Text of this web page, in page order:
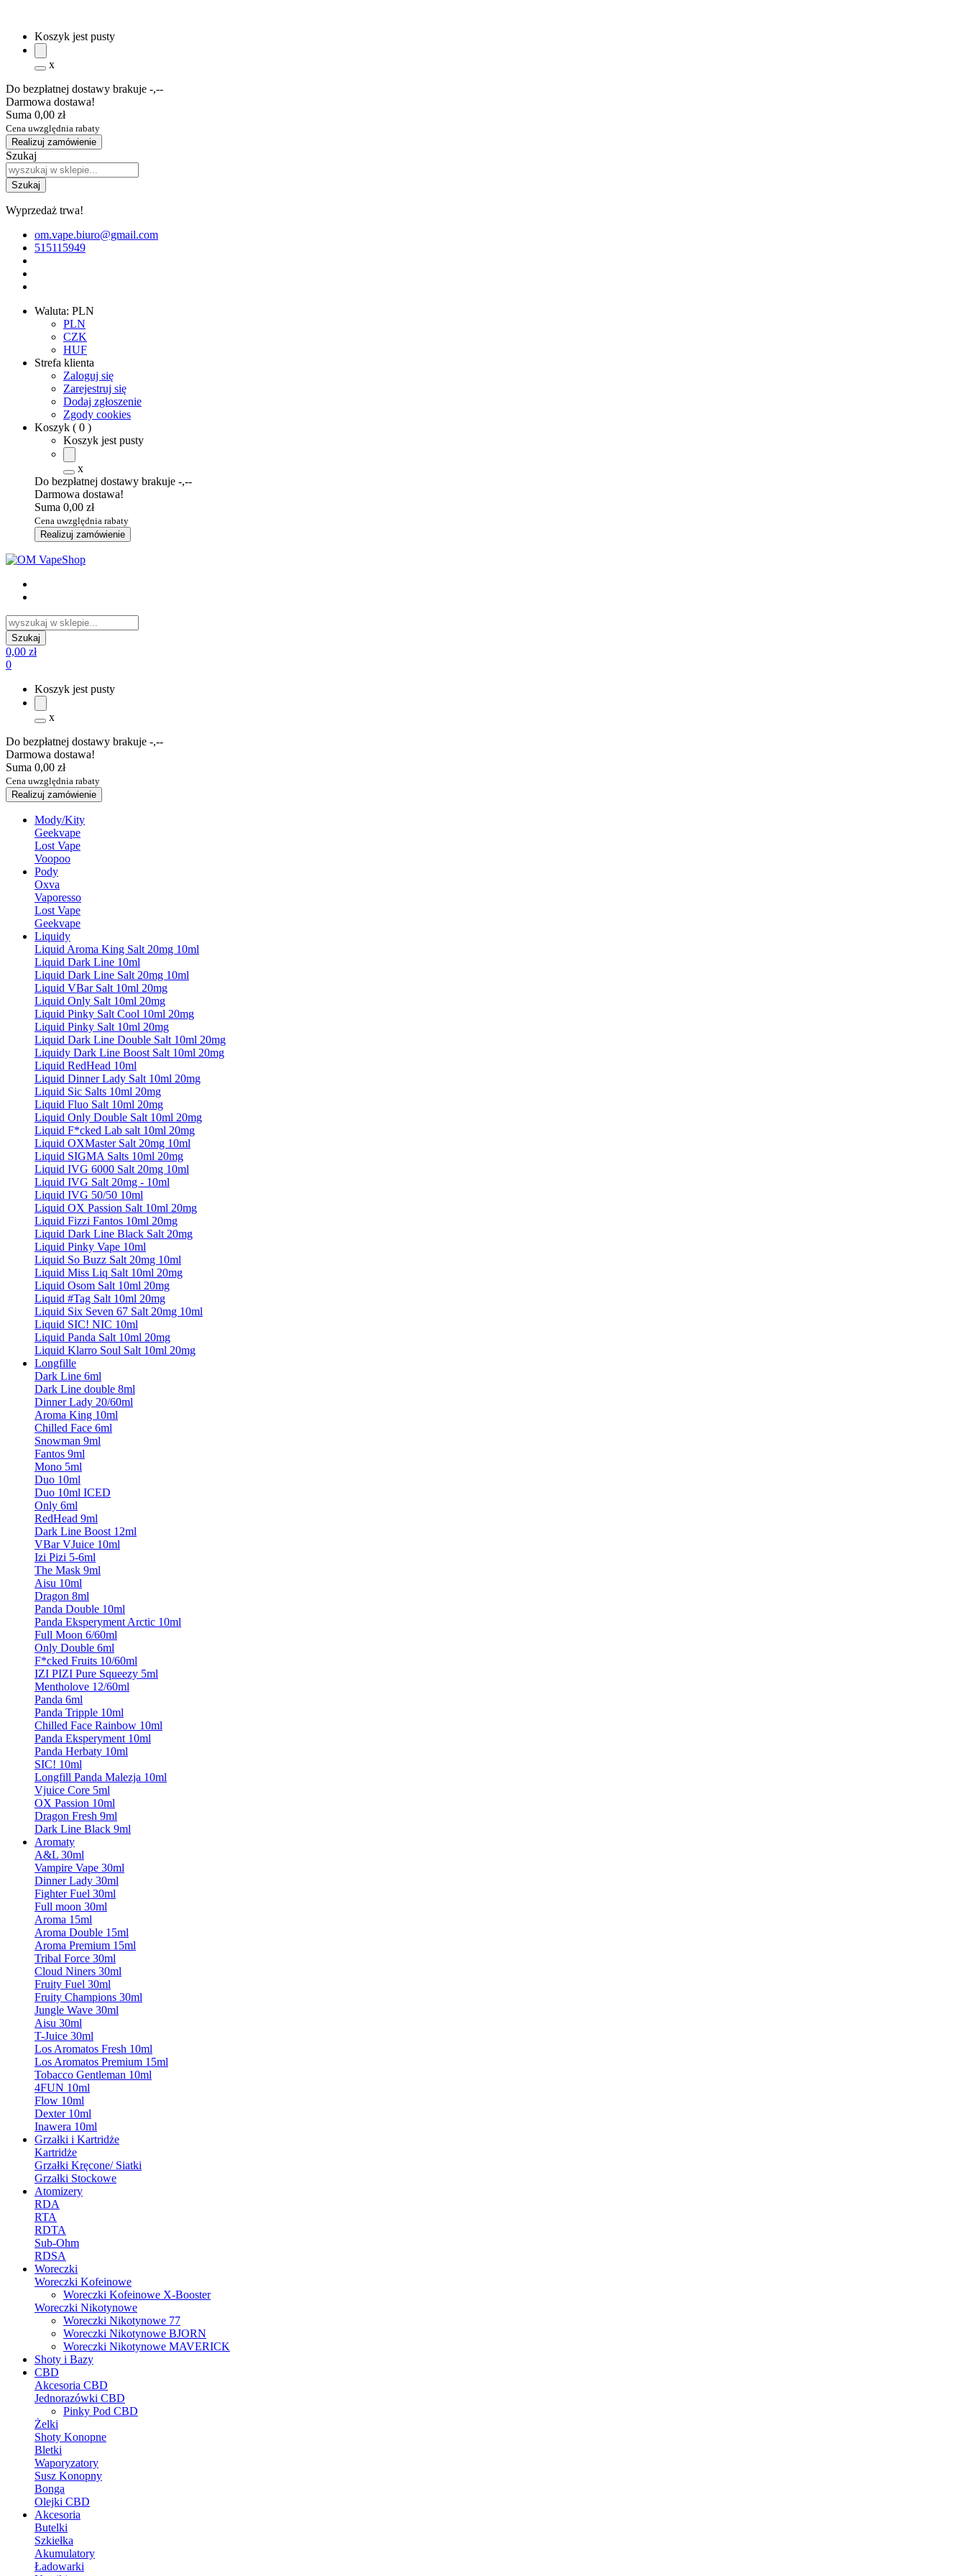
Koszyk jest pusty
x
Do bezpłatnej dostawy brakuje -,--
Darmowa dostawa!
Suma 0,00 zł
Cena uwzględnia rabaty
Realizuj zamówienie
Szukaj
Wyprzedaż trwa!
om.vape.biuro@gmail.com
515115949
Waluta: PLN
PLN
CZK
HUF
Strefa klienta
Zaloguj się
Zarejestruj się
Dodaj zgłoszenie
Zgody cookies
Koszyk ( 0 )
Koszyk jest pusty
x
Do bezpłatnej dostawy brakuje -,--
Darmowa dostawa!
Suma 0,00 zł
Cena uwzględnia rabaty
Realizuj zamówienie
0,00 zł
0
Koszyk jest pusty
x
Do bezpłatnej dostawy brakuje -,--
Darmowa dostawa!
Suma 0,00 zł
Cena uwzględnia rabaty
Realizuj zamówienie
Mody/Kity
Geekvape
Lost Vape
Voopoo
Pody
Oxva
Vaporesso
Lost Vape
Geekvape
Liquidy
Liquid Aroma King Salt 20mg 10ml
Liquid Dark Line 10ml
Liquid Dark Line Salt 20mg 10ml
Liquid VBar Salt 10ml 20mg
Liquid Only Salt 10ml 20mg
Liquid Pinky Salt Cool 10ml 20mg
Liquid Pinky Salt 10ml 20mg
Liquid Dark Line Double Salt 10ml 20mg
Liquidy Dark Line Boost Salt 10ml 20mg
Liquid RedHead 10ml
Liquid Dinner Lady Salt 10ml 20mg
Liquid Sic Salts 10ml 20mg
Liquid Fluo Salt 10ml 20mg
Liquid Only Double Salt 10ml 20mg
Liquid F*cked Lab salt 10ml 20mg
Liquid OXMaster Salt 20mg 10ml
Liquid SIGMA Salts 10ml 20mg
Liquid IVG 6000 Salt 20mg 10ml
Liquid IVG Salt 20mg - 10ml
Liquid IVG 50/50 10ml
Liquid OX Passion Salt 10ml 20mg
Liquid Fizzi Fantos 10ml 20mg
Liquid Dark Line Black Salt 20mg
Liquid Pinky Vape 10ml
Liquid So Buzz Salt 20mg 10ml
Liquid Miss Liq Salt 10ml 20mg
Liquid Osom Salt 10ml 20mg
Liquid #Tag Salt 10ml 20mg
Liquid Six Seven 67 Salt 20mg 10ml
Liquid SIC! NIC 10ml
Liquid Panda Salt 10ml 20mg
Liquid Klarro Soul Salt 10ml 20mg
Longfille
Dark Line 6ml
Dark Line double 8ml
Dinner Lady 20/60ml
Aroma King 10ml
Chilled Face 6ml
Snowman 9ml
Fantos 9ml
Mono 5ml
Duo 10ml
Duo 10ml ICED
Only 6ml
RedHead 9ml
Dark Line Boost 12ml
VBar VJuice 10ml
Izi Pizi 5-6ml
The Mask 9ml
Aisu 10ml
Dragon 8ml
Panda Double 10ml
Panda Eksperyment Arctic 10ml
Full Moon 6/60ml
Only Double 6ml
F*cked Fruits 10/60ml
IZI PIZI Pure Squeezy 5ml
Mentholove 12/60ml
Panda 6ml
Panda Tripple 10ml
Chilled Face Rainbow 10ml
Panda Eksperyment 10ml
Panda Herbaty 10ml
SIC! 10ml
Longfill Panda Malezja 10ml
Vjuice Core 5ml
OX Passion 10ml
Dragon Fresh 9ml
Dark Line Black 9ml
Aromaty
A&L 30ml
Vampire Vape 30ml
Dinner Lady 30ml
Fighter Fuel 30ml
Full moon 30ml
Aroma 15ml
Aroma Double 15ml
Aroma Premium 15ml
Tribal Force 30ml
Cloud Niners 30ml
Fruity Fuel 30ml
Fruity Champions 30ml
Jungle Wave 30ml
Aisu 30ml
T-Juice 30ml
Los Aromatos Fresh 10ml
Los Aromatos Premium 15ml
Tobacco Gentleman 10ml
4FUN 10ml
Flow 10ml
Dexter 10ml
Inawera 10ml
Grzałki i Kartridże
Kartridże
Grzałki Kręcone/ Siatki
Grzałki Stockowe
Atomizery
RDA
RTA
RDTA
Sub-Ohm
RDSA
Woreczki
Woreczki Kofeinowe
Woreczki Kofeinowe X-Booster
Woreczki Nikotynowe
Woreczki Nikotynowe 77
Woreczki Nikotynowe BJORN
Woreczki Nikotynowe MAVERICK
Shoty i Bazy
CBD
Akcesoria CBD
Jednorazówki CBD
Pinky Pod CBD
Żelki
Shoty Konopne
Bletki
Waporyzatory
Susz Konopny
Bonga
Olejki CBD
Akcesoria
Butelki
Szkiełka
Akumulatory
Ładowarki